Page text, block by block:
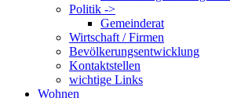
Politik ->
Gemeinderat
Wirtschaft / Firmen
Bevölkerungsentwicklung
Kontaktstellen
wichtige Links
Wohnen